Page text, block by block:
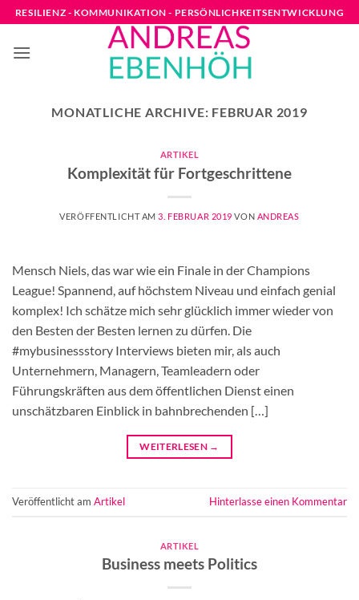
Zum
Inhalt
springen
RESILIENZ - KOMMUNIKATION - PERSÖNLICHKEITSENTWICKLUNG
MONATLICHE ARCHIVE: FEBRUAR 2019
ARTIKEL
Komplexität für Fortgeschrittene
VERÖFFENTLICHT AM3. FEBRUAR 2019 VON ANDREAS
Mensch Niels, das war wie ein Finale in der Champions
League! Spannend, auf höchstem Niveau und einfach genial
komplex! Ich schätze mich sehr glücklich immer wieder von
den Besten der Besten lernen zu dürfen. Die
#mybusinessstory Interviews bieten mir, als auch
Unternehmern, Managern, Teamleadern oder
Führungskräften aus dem öffentlichen Dienst einen
unschätzbaren Einblick in bahnbrechenden […]
WEITERLESEN →
Veröffentlicht am Artikel Hinterlasse einen Kommentar
ARTIKEL
Business meets Politics